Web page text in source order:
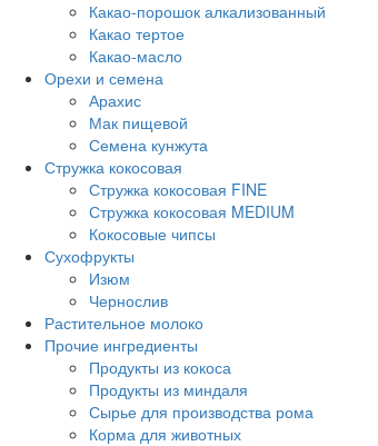
Какао-порошок алкализованный
Какао тертое
Какао-масло
Орехи и семена
Арахис
Мак пищевой
Семена кунжута
Стружка кокосовая
Стружка кокосовая FINE
Стружка кокосовая MEDIUM
Кокосовые чипсы
Сухофрукты
Изюм
Чернослив
Растительное молоко
Прочие ингредиенты
Продукты из кокоса
Продукты из миндаля
Сырье для производства рома
Корма для животных